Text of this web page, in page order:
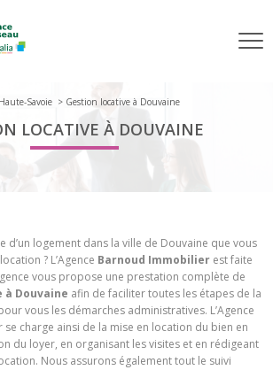
Savoie Gestion locative à Douvaine
LOCATIVE À DOUVAINE
d’un logement dans la ville de Douvaine que vous
? L’Agence Barnoud Immobilierest faite
vous propose une prestation complète de
Douvaine afin de faciliter toutes les étapes de la
vous les démarches administratives. L’Agence
charge ainsi de la mise en location du bien en
du loyer, en organisant les visites et en rédigeant
Nous assurons également tout le suivi